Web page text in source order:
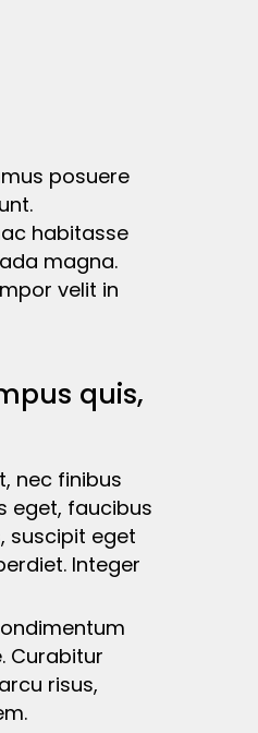
posuere
habitasse
magna.
velit in
quis,
nec finibus
eget, faucibus
suscipit eget
Integer
Curabitur
risus,